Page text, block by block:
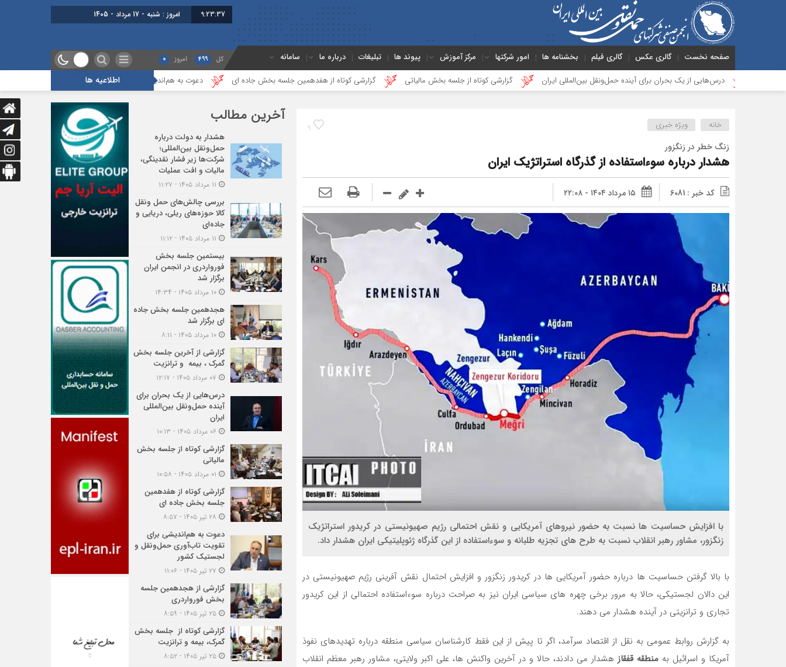
9:23:38 امروز : شنبه - 17 مرداد - 1405
صفحه نخست گالری عکس گالری فیلم بخشنامه ها امور شرکتها مرکز آموزش پیوند ها تبلیغات درباره ما سامانه کل 499 امروز 0
اطلاعیه ها از یک بحران برای آینده حمل‌ونقل بین‌المللی ایران گزارشی کوتاه از جلسه بخش مالیاتی گزارشی کوتاه از هفدهمین جلسه بخش جاده ای دعوت به هم‌اندیشی برای تقویت تاب‌آوری حمل‌ونقل و لجستیک کشور
9 خانه ویژه خبری
زنگ خطر در زنگزور
هشدار درباره سوءاستفاده از گذرگاه استراتژیک ایران
کد خبر : 6081 ۱۵ مرداد ۱۴۰۴ - ۲۲:۰۸
با افزایش حساسیت ها نسبت به حضور نیروهای آمریکایی و نقش احتمالی رژیم صهیونیستی در کریدور استراتژیک
زنگزور، مشاور رهبر انقلاب نسبت به طرح های تجزیه طلبانه و سوءاستفاده از این گذرگاه ژئوپلیتیکی ایران هشدار داد.
با بالا گرفتن حساسیت ها درباره حضور آمریکایی ها در کریدور زنگزور و افزایش احتمال نقش آفرینی رژیم صهیونیستی در
این دالان لجستیکی، حالا به مرور برخی چهره های سیاسی ایران نیز به صراحت درباره سوءاستفاده احتمالی از این کریدور
تجاری و ترانزیتی در آینده هشدار می دهند.
به گزارش روابط عمومی به نقل از اقتصاد سرآمد، اگر تا پیش از این فقط کارشناسان سیاسی منطقه درباره تهدیدهای نفوذ
آمریکا و اسرائیل به منطقه قفقاز هشدار می دادند، حالا و در آخرین واکنش ها، علی اکبر ولایتی، مشاور رهبر معظم انقلاب
آخرین مطالب
هشدار به دولت درباره
حمل‌ونقل بین‌المللی؛
شرکت‌ها زیر فشار نقدینگی،
مالیات و افت عملیات
بررسی چالش‌های حمل ونقل
کالا حوزه‌های ریلی، دریایی و
جاده‌ای
بیستمین جلسه بخش
فورواردری در انجمن ایران
برگزار شد
۱۰ مرداد ۱۴۰۵ - ۱۴:۳۴
هجدهمین جلسه بخش جاده
ای برگزار شد
۱۰ مرداد ۱۴۰۵ - ۸:۱۱
گزارشی از آخرین جلسه بخش
گمرک ، بیمه و ترانزیت
درس‌هایی از یک بحران برای
آینده حمل‌ونقل بین‌المللی
ایران
گزارشی کوتاه از جلسه بخش
مالیاتی
گزارشی کوتاه از هفدهمین
جلسه بخش جاده ای
دعوت به هم‌اندیشی برای
تقویت تاب‌آوری حمل‌ونقل و
لجستیک کشور
گزارشی از هجدهمین جلسه
بخش فورواردری
۲۵ تیر ۱۴۰۵ - ۸:۵۹
گزارشی کوتاه از جلسه بخش
گمرک، بیمه و ترانزیت
۲۵ تیر ۱۴۰۵ - ۸:۵۲